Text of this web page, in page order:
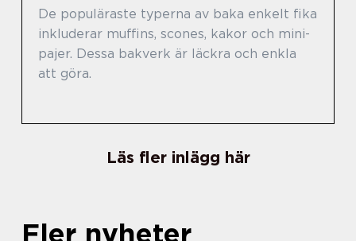
De populäraste typerna av baka enkelt fika
inkluderar muffins, scones, kakor och mini-
pajer. Dessa bakverk är läckra och enkla
att göra.
Läs fler inlägg här
Fler nyheter